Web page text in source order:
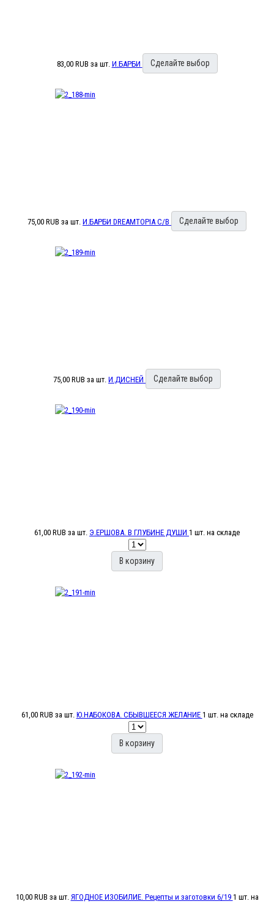
83,00 RUB за шт. И.БАРБИ Сделайте выбор
75,00 RUB за шт. И.БАРБИ DREAMTOPIA С/В Сделайте выбор
75,00 RUB за шт. И.ДИСНЕЙ Сделайте выбор
61,00 RUB за шт. Э.ЕРШОВА. В ГЛУБИНЕ ДУШИ 1 шт. на складе
В корзину
61,00 RUB за шт. Ю.НАБОКОВА. СБЫВШЕЕСЯ ЖЕЛАНИЕ 1 шт. на складе
В корзину
10,00 RUB за шт. ЯГОДНОЕ ИЗОБИЛИЕ. Рецепты и заготовки 6/19 1 шт. на